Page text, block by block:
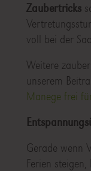
Zaubertricks
voll bei der
Weitere
unserem
Manege frei
Gerade wenn
Ferien